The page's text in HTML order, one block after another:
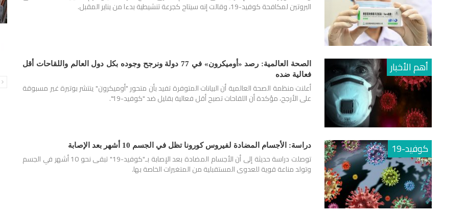
البروتين لمكافحة كوفيد-19، وقالت إنه سيتاح كجرعة تنشيطية بدءا من يناير المقبل.
أهم الأخبار
الصحة العالمية: رصد «أوميكرون» في 77 دولة ونرجح وجوده بكل دول العالم واللقاحات أقل
فعالية ضده
أعلنت منظمة الصحة العالمية أن البيانات المتوفرة تفيد بأن متحور "أوميكرون" ينتشر بوتيرة غير مسبوقة
على الأرجح، مؤكدة أن اللقاحات تصبح أقل فعالية بقليل ضد "كوفيد-19".
كوفيد-19 دراسة: الأجسام المضادة لفيروس كورونا تظل في الجسم 10 أشهر بعد الإصابة
توصلت دراسة حديثة إلى أن الأجسام المضادة بعد الإصابة بـ"كوفيد-19" تبقى نحو 10 أشهر في الجسم
وتولد مناعة قوية للعدوى المستقبلية من المتغيرات الخاصة بها.